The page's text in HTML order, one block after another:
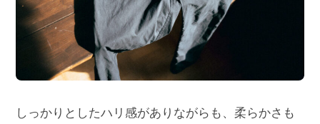
しっかりとしたハリ感がありながらも、柔らかさも